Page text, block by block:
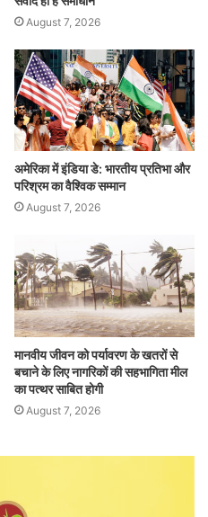
August 7, 2026
अमेरिका में इंडिया डे: भारतीय प्रतिभा और
परिश्रम का वैश्विक सम्मान
August 7, 2026
मानवीय जीवन को पर्यावरण के खतरों से
बचाने के लिए नागरिकों की सहभागिता मील
का पत्थर साबित होगी
August 7, 2026